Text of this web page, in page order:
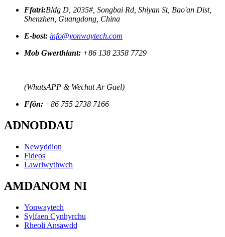
Ffatri:Bldg D, 2035#, Songbai Rd, Shiyan St, Bao'an Dist,
Shenzhen, Guangdong, China
E-bost: info@yonwaytech.com
Mob Gwerthiant: +86 138 2358 7729
(WhatsAPP & Wechat Ar Gael)
Ffôn: +86 755 2738 7166
ADNODDAU
Newyddion
Fideos
Lawrlwythwch
AMDANOM NI
Yonwaytech
Sylfaen Cynhyrchu
Rheoli Ansawdd